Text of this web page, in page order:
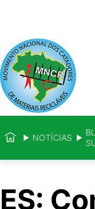
NOTÍCIAS
ES: